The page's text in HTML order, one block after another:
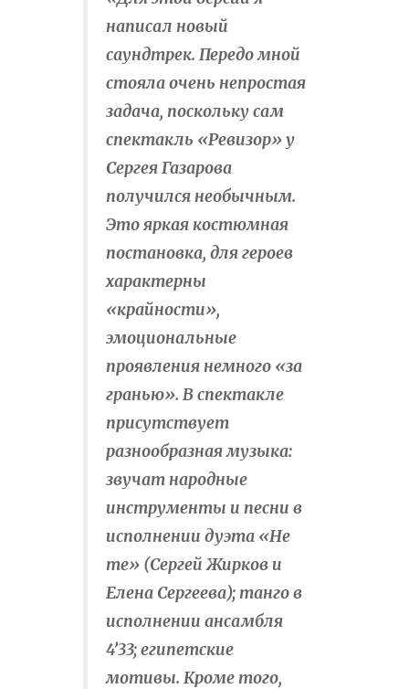
написал новый
саундтрек. Передо мной
стояла очень непростая
задача, поскольку сам
спектакль «Ревизор» у
Сергея Газарова
получился необычным.
Это яркая костюмная
постановка, для героев
характерны
«крайности»,
эмоциональные
проявления немного «за
гранью». В спектакле
присутствует
разнообразная музыка:
звучат народные
инструменты и песни в
исполнении дуэта «Не
те» (Сергей Жирков и
Елена Сергеева); танго в
исполнении ансамбля
4’33; египетские
мотивы. Кроме того,